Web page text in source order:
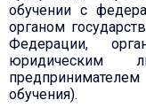
обучении с
органом
Федерации,
юридическим
обучения).